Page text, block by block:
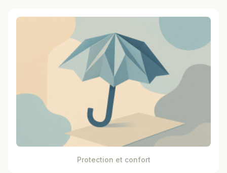
Protection et confort